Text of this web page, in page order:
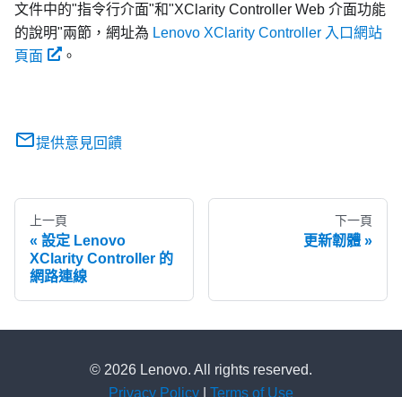
文件中的 指令行介面 和 XClarity Controller Web 介面功能
的說明 兩節，網址為 Lenovo XClarity Controller 入口網站
頁面
。
提供意見回饋
上一頁
設定 Lenovo
XClarity Controller 的
網路連線
下一頁
更新韌體
© 2026 Lenovo. All rights reserved.
Privacy Policy
Terms of Use